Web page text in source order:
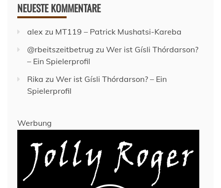
NEUESTE KOMMENTARE
alex zu MT119 – Patrick Mushatsi-Kareba
@rbeitszeitbetrug zu Wer ist Gísli Thórdarson?
– Ein Spielerprofil
Rika zu Wer ist Gísli Thórdarson? – Ein
Spielerprofil
Werbung